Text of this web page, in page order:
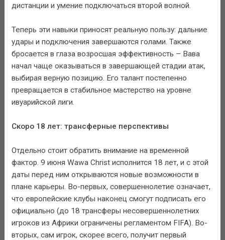
дистанции и умение подключаться второй волной.
Теперь эти навыки приносят реальную пользу: дальние
удары и подключения завершаются голами. Также
бросается в глаза возросшая эффективность – Вава
начал чаще оказываться в завершающей стадии атак,
выбирая верную позицию. Его талант постепенно
превращается в стабильное мастерство на уровне
ивуарийской лиги.
Скоро 18 лет: трансферные перспективы
Отдельно стоит обратить внимание на временной
фактор. 9 июня Wawa Christ исполнится 18 лет, и с этой
даты перед ним открываются новые возможности в
плане карьеры. Во-первых, совершеннолетие означает,
что европейские клубы наконец смогут подписать его
официально (до 18 трансферы несовершеннолетних
игроков из Африки ограничены регламентом FIFA). Во-
вторых, сам игрок, скорее всего, получит первый